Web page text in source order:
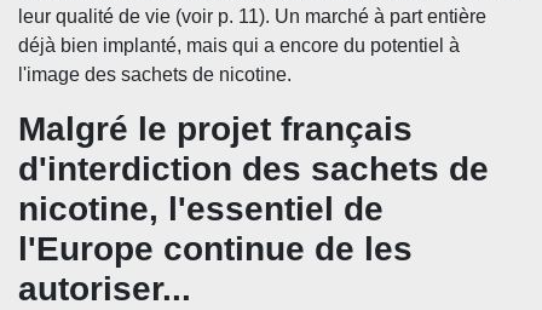
leur qualité de vie (voir p. 11). Un marché à part entière
déjà bien implanté, mais qui a encore du potentiel à
l'image des sachets de nicotine.
Malgré le projet français
d'interdiction des sachets de
nicotine, l'essentiel de
l'Europe continue de les
autoriser...